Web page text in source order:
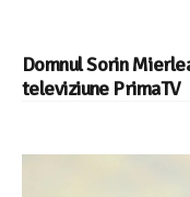
Domnul Sorin
televiziune PrimaTV